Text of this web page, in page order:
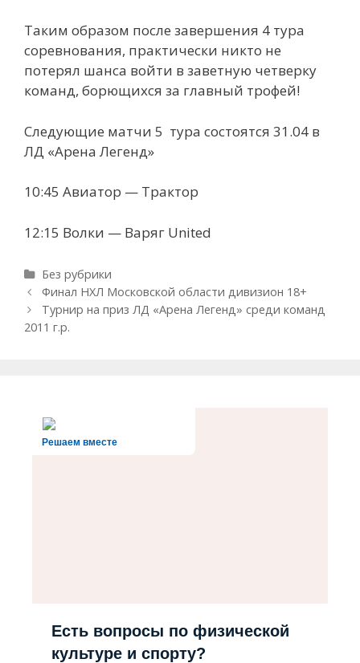
Таким образом после завершения 4 тура
соревнования, практически никто не
потерял шанса войти в заветную четверку
команд, борющихся за главный трофей!
Следующие матчи 5 тура состоятся 31.04 в
ЛД «Арена Легенд»
10:45 Авиатор — Трактор
12:15 Волки — Варяг United
Рубрики
Без рубрики
Навигация
записи
Финал НХЛ Московской области дивизион 18+
Турнир на приз ЛД «Арена Легенд» среди команд
2011 г.р.
Решаем вместе
Есть вопросы по физической
культуре и спорту?